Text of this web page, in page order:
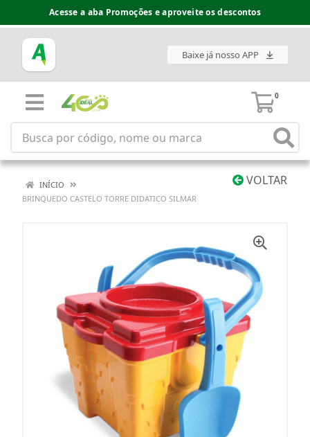
Acesse a aba Promoções e aproveite os descontos
Baixe já nosso APP
0
VOLTAR
INÍCIO
BRINQUEDO CASTELO TORRE DIDATICO SILMAR